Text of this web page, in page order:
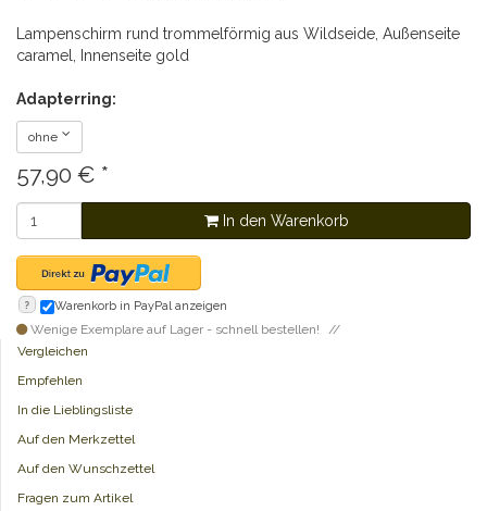
Lampenschirm rund trommelförmig aus Wildseide, Außenseite
caramel, Innenseite gold
Adapterring:
ohne
57,90 € *
In den Warenkorb
? Warenkorb in PayPal anzeigen
Wenige Exemplare auf Lager - schnell bestellen!
Vergleichen
Empfehlen
In die Lieblingsliste
Auf den Merkzettel
Auf den Wunschzettel
Fragen zum Artikel